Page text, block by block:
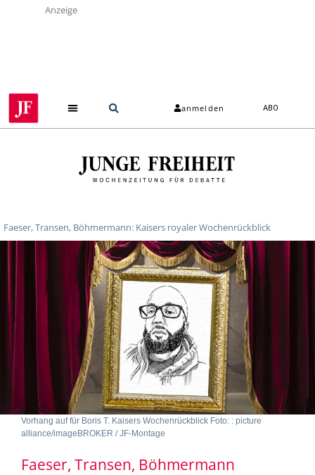
Anzeige
anmelden ABO
Faeser, Transen, Böhmermann: Kaisers royaler Wochenrückblick
Vorhang auf für Boris T. Kaisers Wochenrückblick Foto: : picture
alliance/imageBROKER / JF-Montage
Faeser, Transen, Böhmermann